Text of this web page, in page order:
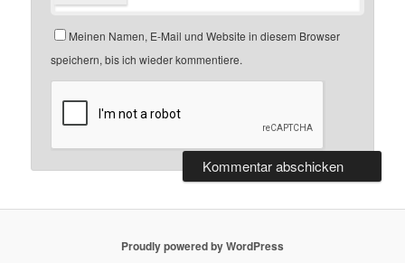
Meinen Namen, E-Mail und Website in diesem Browser
speichern, bis ich wieder kommentiere.
Proudly powered by WordPress